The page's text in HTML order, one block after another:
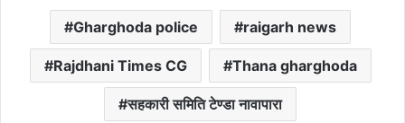
Gharghoda police raigarh news
Rajdhani Times CG Thana gharghoda
सहकारी समिति टेण्डा नावापारा